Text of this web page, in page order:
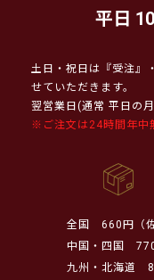
平日
土日・祝日は『受注』
せていただきます。
翌営業日(通常 平日の
※ご注文は24時間年中
全国
660円（佐
中国・四国
770
九州・北海道